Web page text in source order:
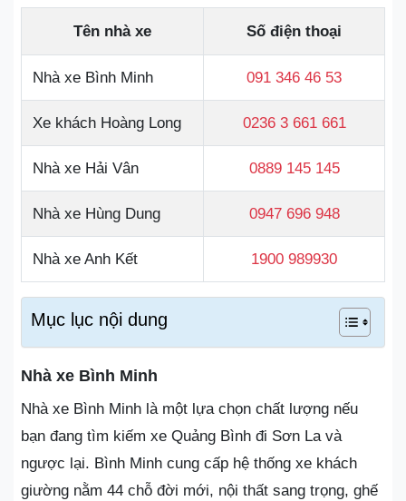
Tên nhà xe Số điện thoại
Nhà xe Bình Minh 091 346 46 53
Xe khách Hoàng Long 0236 3 661 661
Nhà xe Hải Vân 0889 145 145
Nhà xe Hùng Dung 0947 696 948
Nhà xe Anh Kết 1900 989930
Mục lục nội dung
Nhà xe Bình Minh
Nhà xe Bình Minh là một lựa chọn chất lượng nếu
bạn đang tìm kiếm xe Quảng Bình đi Sơn La và
ngược lại. Bình Minh cung cấp hệ thống xe khách
giường nằm 44 chỗ đời mới, nội thất sang trọng, ghế